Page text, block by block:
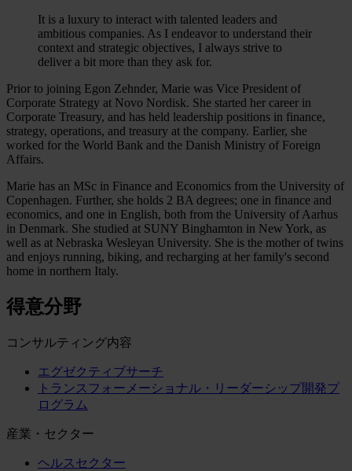
It is a luxury to interact with talented leaders and
ambitious companies. As I endeavor to understand their
context and strategic objectives, I always strive to
deliver a bit more than they ask for.
Prior to joining Egon Zehnder, Marie was Vice President of
Corporate Strategy at Novo Nordisk. She started her career in
Corporate Treasury, and has held leadership positions in finance,
strategy, operations, and treasury at the company. Earlier, she
worked for the World Bank and the Danish Ministry of Foreign
Affairs.
Marie has an MSc in Finance and Economics from the University of
Copenhagen. Further, she holds 2 BA degrees; one in finance and
economics, and one in English, both from the University of Aarhus
in Denmark. She studied at SUNY Binghamton in New York, as
well as at Nebraska Wesleyan University. She is the mother of twins
and enjoys running, biking, and recharging at her family's second
home in northern Italy.
得意分野
コンサルティング内容
エグゼクティブサーチ
トランスフォーメーショナル・リーダーシップ開発プ
ログラム
産業・セクター
ヘルスセクター